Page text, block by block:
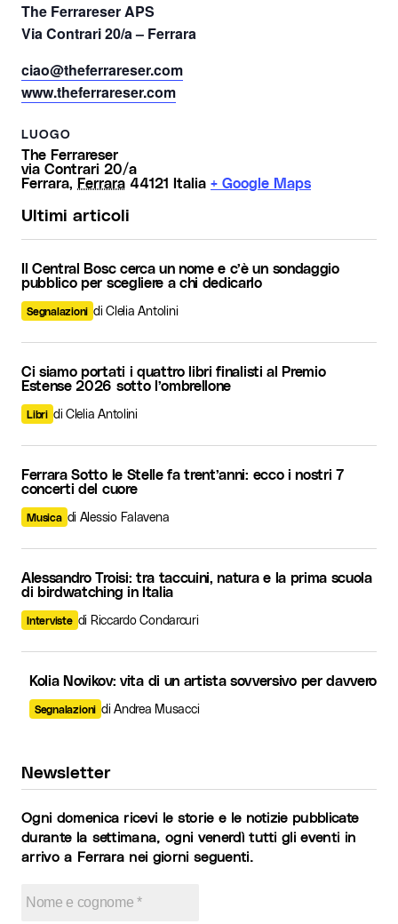
The Ferrareser APS
Via Contrari 20/a – Ferrara
ciao@theferrareser.com
www.theferrareser.com
LUOGO
The Ferrareser
via Contrari 20/a
Ferrara, Ferrara 44121 Italia + Google Maps
Ultimi articoli
Il Central Bosc cerca un nome e c’è un sondaggio
pubblico per scegliere a chi dedicarlo
Segnalazioni di Clelia Antolini
Ci siamo portati i quattro libri finalisti al Premio
Estense 2026 sotto l’ombrellone
Libri di Clelia Antolini
Ferrara Sotto le Stelle fa trent’anni: ecco i nostri 7
concerti del cuore
Musica di Alessio Falavena
Alessandro Troisi: tra taccuini, natura e la prima scuola
di birdwatching in Italia
Interviste di Riccardo Condarcuri
Kolia Novikov: vita di un artista sovversivo per davvero
Segnalazioni di Andrea Musacci
Newsletter
Ogni domenica ricevi le storie e le notizie pubblicate
durante la settimana, ogni venerdì tutti gli eventi in
arrivo a Ferrara nei giorni seguenti.